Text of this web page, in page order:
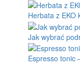
Herbata z EKO
Jak wybrać
Espresso tonic